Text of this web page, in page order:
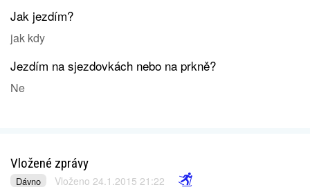
Jak jezdím?
jak kdy
Jezdím na sjezdovkách nebo na prkně?
Ne
Vložené zprávy
Dávno Vloženo 24.1.2015 21:22